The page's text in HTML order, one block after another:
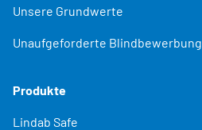
Unsere Grundwerte
Unaufgeforderte Blindbewerbung
Produkte
Lindab Safe